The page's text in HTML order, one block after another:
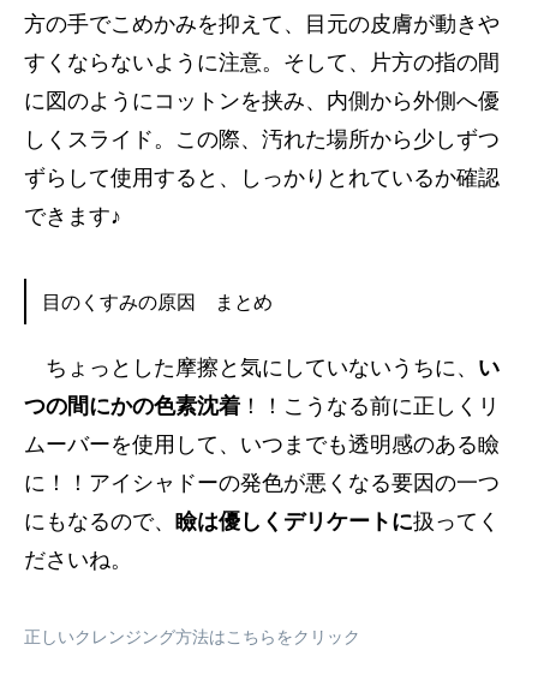
方の手でこめかみを抑えて、目元の皮膚が動きや
すくならないように注意。そして、片方の指の間
に図のようにコットンを挟み、内側から外側へ優
しくスライド。この際、汚れた場所から少しずつ
ずらして使用すると、しっかりとれているか確認
できます♪
目のくすみの原因 まとめ
ちょっとした摩擦と気にしていないうちに、 い
つの間にかの色素沈着 ！！こうなる前に正しくリ
ムーバーを使用して、いつまでも透明感のある瞼
に！！アイシャドーの発色が悪くなる要因の一つ
にもなるので、 瞼は優しくデリケートに扱ってく
ださいね。
正しいクレンジング方法はこちらをクリック